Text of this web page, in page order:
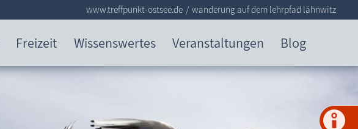
Freizeit Wissenswertes Veranstaltungen Blog
www.treffpunkt-ostsee.de wanderung auf dem lehrpfad lähnwitz